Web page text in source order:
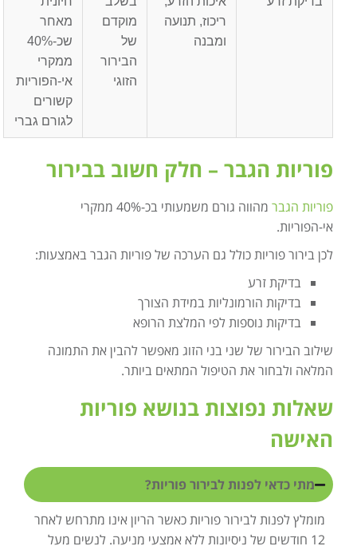
ריכוז, תנועה
ומבנה
מוקדם
של
הבירור
הזוגי
מאחר
שכ-40%
ממקרי
אי-הפוריות
קשורים
לגורם גברי
פוריות הגבר – חלק חשוב בבירור
פוריות הגבר
מהווה גורם משמעותי בכ-40% ממקרי
אי-הפוריות.
לכן בירור פוריות כולל גם הערכה של פוריות הגבר באמצעות:
בדיקת זרע
בדיקות הורמונליות במידת הצורך
בדיקות נוספות לפי המלצת הרופא
שילוב הבירור של שני בני הזוג מאפשר להבין את התמונה
המלאה ולבחור את הטיפול המתאים ביותר.
שאלות נפוצות בנושא פוריות
האישה
מתי כדאי לפנות לבירור פוריות?
מומלץ לפנות לבירור פוריות כאשר הריון אינו מתרחש לאחר
12 חודשים של ניסיונות ללא אמצעי מניעה. לנשים מעל